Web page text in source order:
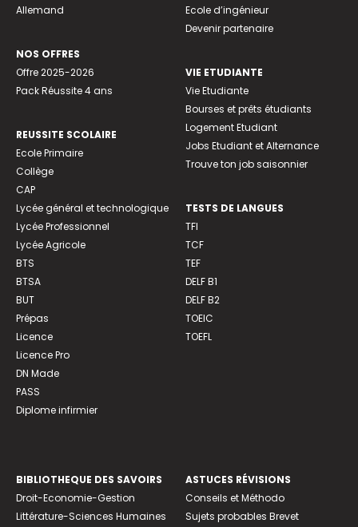
Allemand
NOS OFFRES
Offre 2025-2026
Pack Réussite 4 ans
REUSSITE SCOLAIRE
Ecole Primaire
Collège
CAP
Lycée général et technologique
Lycée Professionnel
Lycée Agricole
BTS
BTSA
BUT
Prépas
Licence
Licence Pro
DN Made
PASS
Diplome infirmier
Ecole d’ingénieur
Devenir partenaire
VIE ETUDIANTE
Vie Etudiante
Bourses et prêts étudiants
Logement Etudiant
Jobs Etudiant et Alternance
Trouve ton job saisonnier
TESTS DE LANGUES
TFI
TCF
TEF
DELF B1
DELF B2
TOEIC
TOEFL
BIBLIOTHEQUE DES SAVOIRS
Droit-Economie-Gestion
Littérature-Sciences Humaines
ASTUCES RÉVISIONS
Conseils et Méthodo
Sujets probables Brevet